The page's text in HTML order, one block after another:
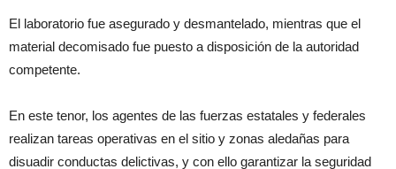
El laboratorio fue asegurado y desmantelado, mientras que el
material decomisado fue puesto a disposición de la autoridad
competente.
En este tenor, los agentes de las fuerzas estatales y federales
realizan tareas operativas en el sitio y zonas aledañas para
disuadir conductas delictivas, y con ello garantizar la seguridad